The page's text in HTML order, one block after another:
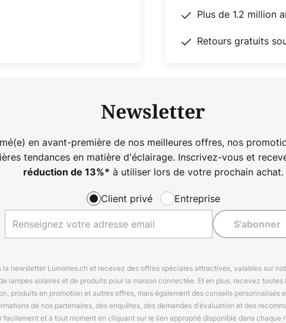
Plus de 1.2 million
Retours gratuits
Newsletter
en avant-première de nos meilleures offres, nos
tendances en matière d'éclairage. Inscrivez-vous et
réduction de 13%* à utiliser lors de votre prochain achat.
Client privé Entreprise
S'abonner
newsletter Lumories.ch et recevez des offres spéciales attractives, valables sur
lampes solaires et de produits pour la maison connectée. Et en plus, recevez toutes
produits en promotion et autres offres, mais également des conseils personnalisés
de nos partenaires, des enquêtes, des demandes d'évaluation et des
facilement et à tout moment en cliquant sur le lien approprié disponible dans chaque